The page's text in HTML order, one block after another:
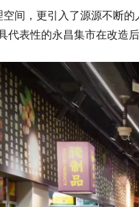
间，更引入了源源不断
代表性的永昌集市在改造